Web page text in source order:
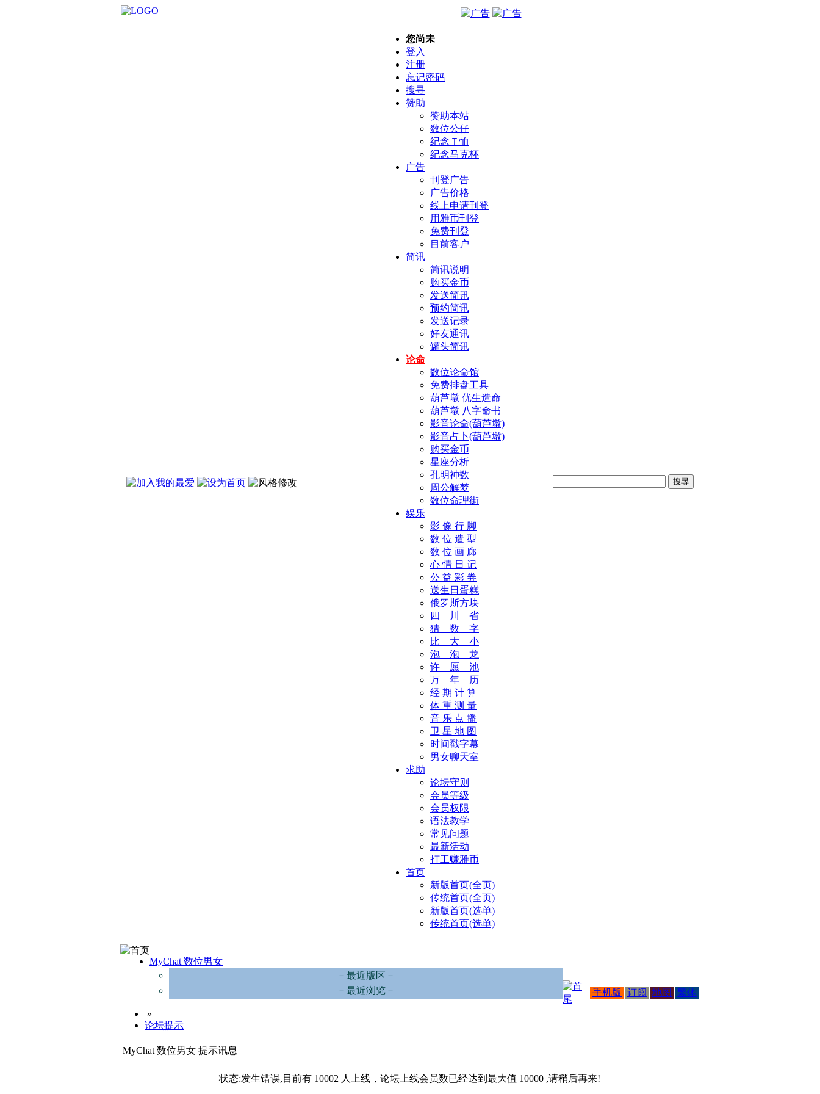
您尚未
登入
注册
忘记密码
搜寻
赞助
赞助本站
数位公仔
纪念Ｔ恤
纪念马克杯
广告
刊登广告
广告价格
线上申请刊登
用雅币刊登
免费刊登
目前客户
简讯
简讯说明
购买金币
发送简讯
预约简讯
发送记录
好友通讯
罐头简讯
论命
数位论命馆
免费排盘工具
葫芦墩 优生造命
葫芦墩 八字命书
影音论命(葫芦墩)
影音占卜(葫芦墩)
购买金币
星座分析
孔明神数
周公解梦
数位命理街
娱乐
影 像 行 脚
数 位 造 型
数 位 画 廊
心 情 日 记
公 益 彩 券
送生日蛋糕
俄罗斯方块
四 川 省
猜 数 字
比 大 小
泡 泡 龙
许 愿 池
万 年 历
经 期 计 算
体 重 测 量
音 乐 点 播
卫 星 地 图
时间戳字幕
男女聊天室
求助
论坛守则
会员等级
会员权限
语法教学
常见问题
最新活动
打工赚雅币
首页
新版首页(全页)
传统首页(全页)
新版首页(选单)
传统首页(选单)
MyChat 数位男女
－最近版区－
－最近浏览－
»
论坛提示
手机版 订阅 地图 繁体
MyChat 数位男女 提示讯息
状态:发生错误,目前有 10002 人上线，论坛上线会员数已经达到最大值 10000 ,请稍后再来!